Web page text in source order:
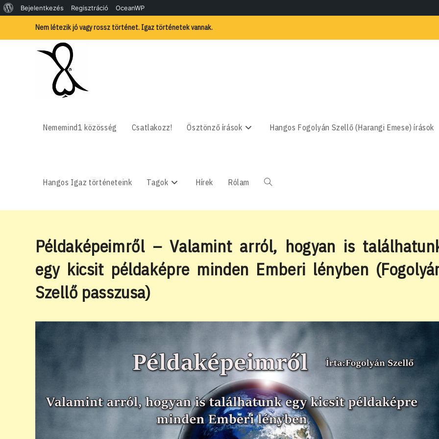
WordPress,
csodás
Bejelentkezés Regisztráció OceanWP
content
Nem létezik jó vagy rossz történet. Igaz történetek vannak.
Nememind1 közösség Csatlakozz! Ösztönző írások Hangos Fogolyán Szellő (Harangi Emese) írások
Hangos Igaz történeteink Tagok Hírek Rólam Toggle
website
Példaképeimről – Valamint arról, hogyan is
egy kicsit példaképre minden Emberi lényben
Szellő passzusa)